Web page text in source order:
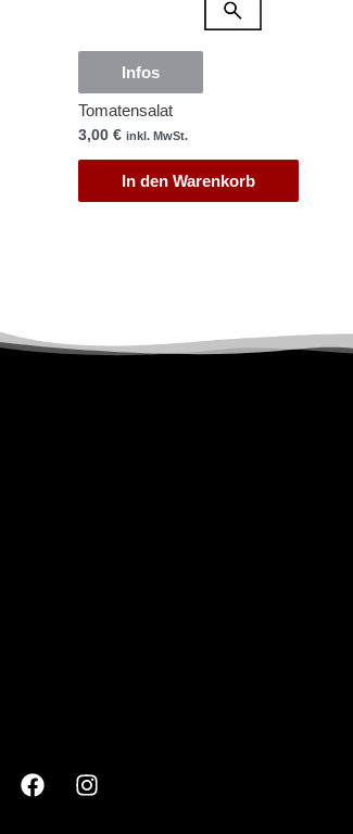
Infos
Tomatensalat
3,00 € inkl. MwSt.
In den Warenkorb